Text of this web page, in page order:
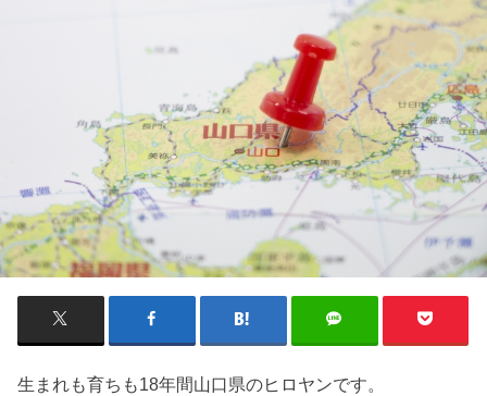
生まれも育ちも18年間山口県のヒロヤンです。